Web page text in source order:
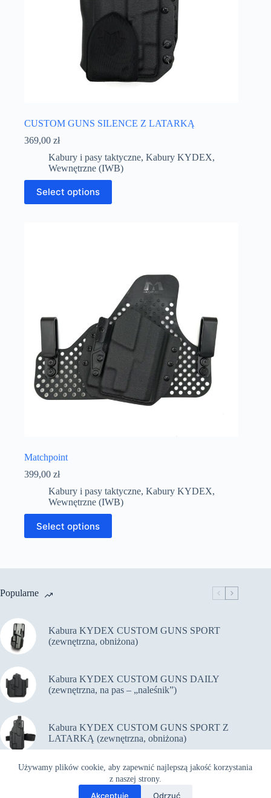
Używamy plików cookie, aby zapewnić najlepszą jakość korzystania
z naszej strony.
Akceptuję Odrzuć
CUSTOM GUNS SILENCE Z LATARKĄ
369,00 zł
Kabury i pasy taktyczne, Kabury KYDEX,
Wewnętrzne (IWB)
Select options
Matchpoint
399,00 zł
Kabury i pasy taktyczne, Kabury KYDEX,
Wewnętrzne (IWB)
Select options
Popularne
Kabura KYDEX CUSTOM GUNS SPORT
(zewnętrzna, obniżona)
Kabura KYDEX CUSTOM GUNS DAILY
(zewnętrzna, na pas – „naleśnik”)
Kabura KYDEX CUSTOM GUNS SPORT Z
LATARKĄ (zewnętrzna, obniżona)
Kabura KYDEX CUSTOM GUNS PiRO Z
LATARKĄ (zewnętrzna, na pas)